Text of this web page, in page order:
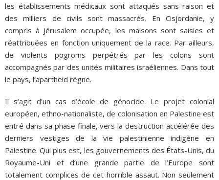
les établissements médicaux sont attaqués sans raison et
des milliers de civils sont massacrés. En Cisjordanie, y
compris à Jérusalem occupée, les maisons sont saisies et
réattribuées en fonction uniquement de la race. Par ailleurs,
de violents pogroms perpétrés par les colons sont
accompagnés par des unités militaires israéliennes. Dans tout
le pays, l’apartheid règne.
Il s’agit d’un cas d’école de génocide. Le projet colonial
européen, ethno-nationaliste, de colonisation en Palestine est
entré dans sa phase finale, vers la destruction accélérée des
derniers vestiges de la vie palestinienne indigène en
Palestine. Qui plus est, les gouvernements des États-Unis, du
Royaume-Uni et d’une grande partie de l’Europe sont
totalement complices de cet horrible assaut. Non seulement